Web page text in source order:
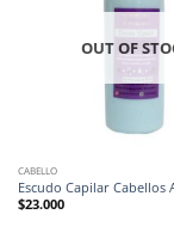
OUT OF
CABELLO
Escudo Capilar Cabellos
$23.000